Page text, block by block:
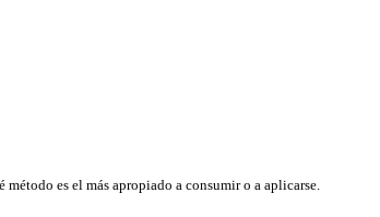
es el más apropiado a consumir o a aplicarse.